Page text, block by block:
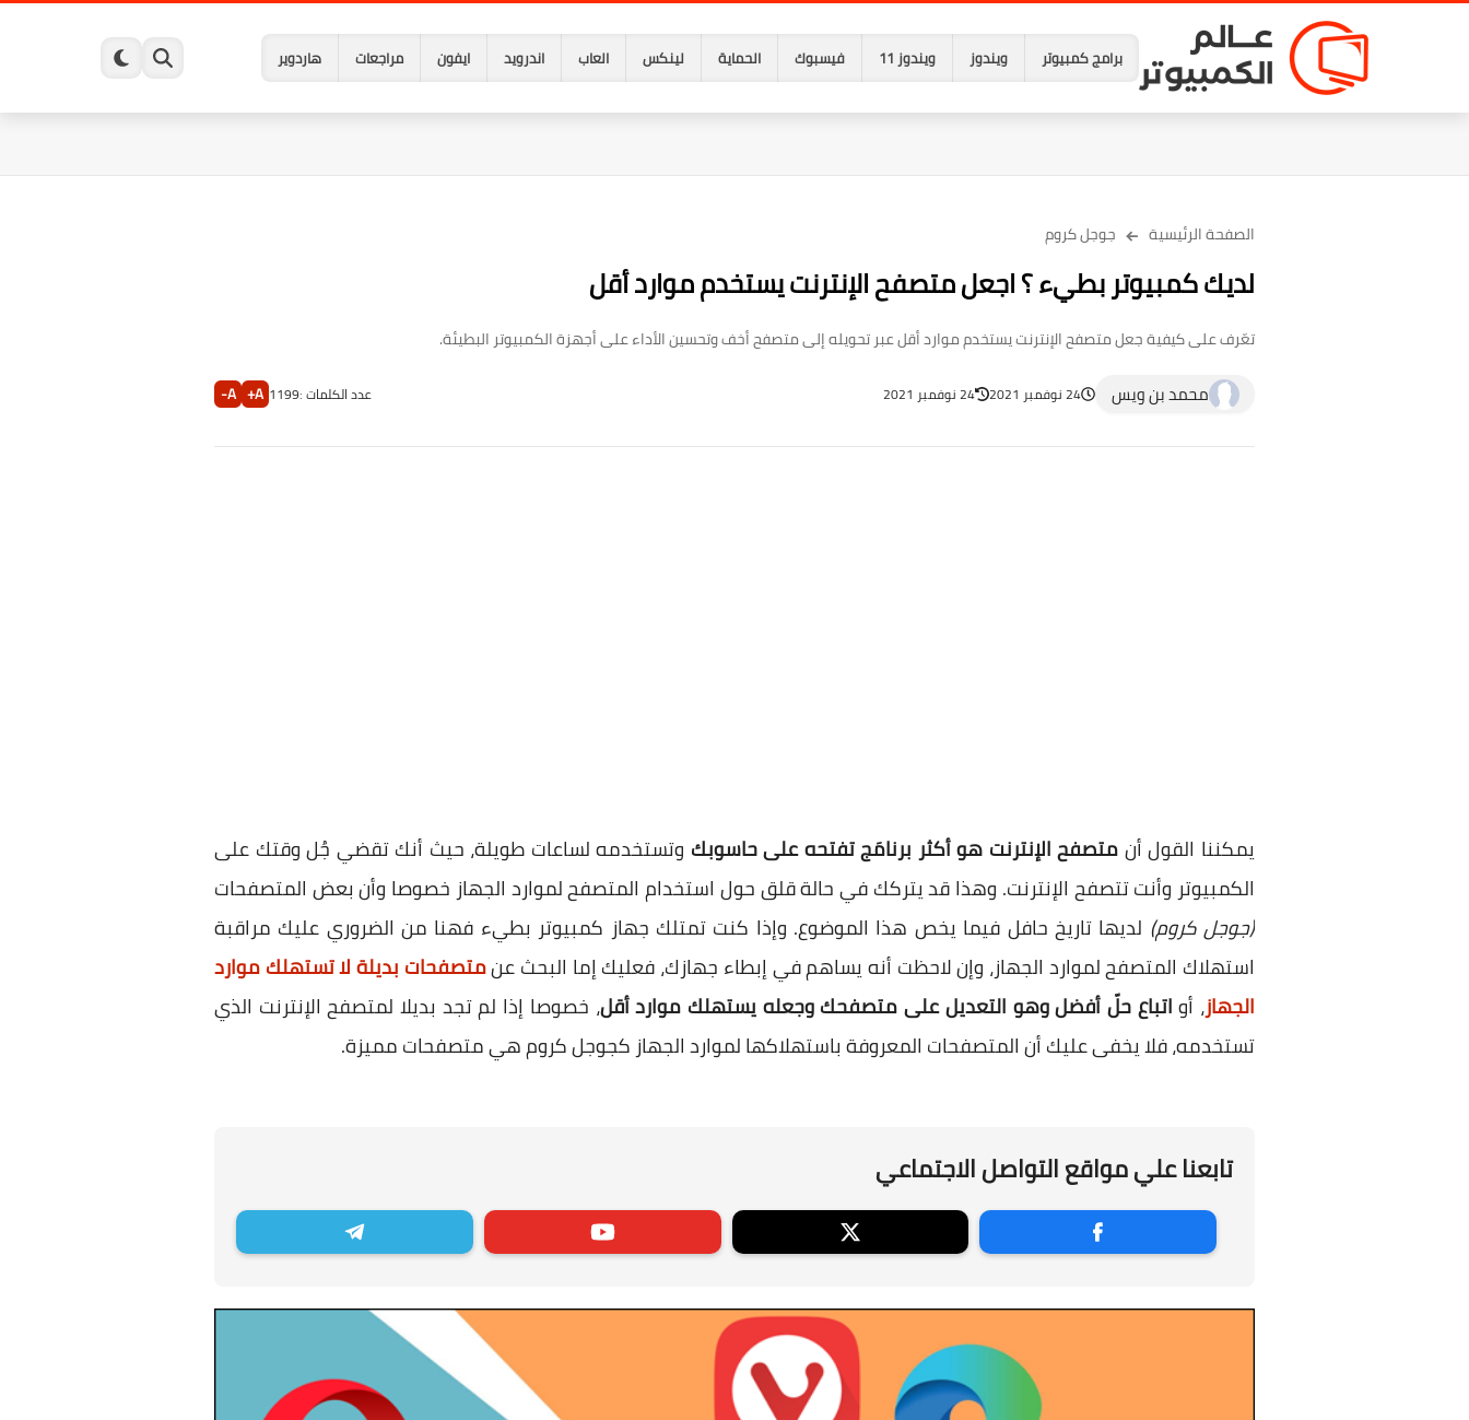
برامج كمبيوتر ويندوز ويندوز 11 فيسبوك الحماية لينكس العاب اندرويد ايفون مراجعات هاردوير
الصفحة الرئيسية جوجل كروم
لديك كمبيوتر بطيء ؟ اجعل متصفح الإنترنت يستخدم موارد أقل
تعّرف على كيفية جعل متصفح الإنترنت يستخدم موارد أقل عبر تحويله إلى متصفح أخف وتحسين الأداء على أجهزة الكمبيوتر البطيئة.
محمد بن ويس 24 نوفمبر 2021 24 نوفمبر 2021 عدد الكلمات :1199
A+
A-
يمكننا القول أنمتصفح الإنترنت هو أكثر برنامَج تفتحه على حاسوبك وتستخدمه لساعات طويلة، حيث أنك تقضي جُل وقتك على
الكمبيوتر وأنت تتصفح الإنترنت. وهذا قد يتركك في حالة قلق حول استخدام المتصفح لموارد الجهاز خصوصا وأن بعض المتصفحات
(جوجل كروم) لديها تاريخ حافل فيما يخص هذا الموضوع. وإذا كنت تمتلك جهاز كمبيوتر بطيء فهنا من الضروري عليك مراقبة
استهلاك المتصفح لموارد الجهاز، وإن لاحظت أنه يساهم في إبطاء جهازك، فعليك إما البحث عنمتصفحات بديلة لا تستهلك موارد
الجهاز، أواتباع حلّ أفضل وهو التعديل على متصفحك وجعله يستهلك موارد أقل، خصوصا إذا لم تجد بديلا لمتصفح الإنترنت الذي
تستخدمه، فلا يخفى عليك أن المتصفحات المعروفة باستهلاكها لموارد الجهاز كجوجل كروم هي متصفحات مميزة.
تابعنا علي مواقع التواصل الاجتماعي